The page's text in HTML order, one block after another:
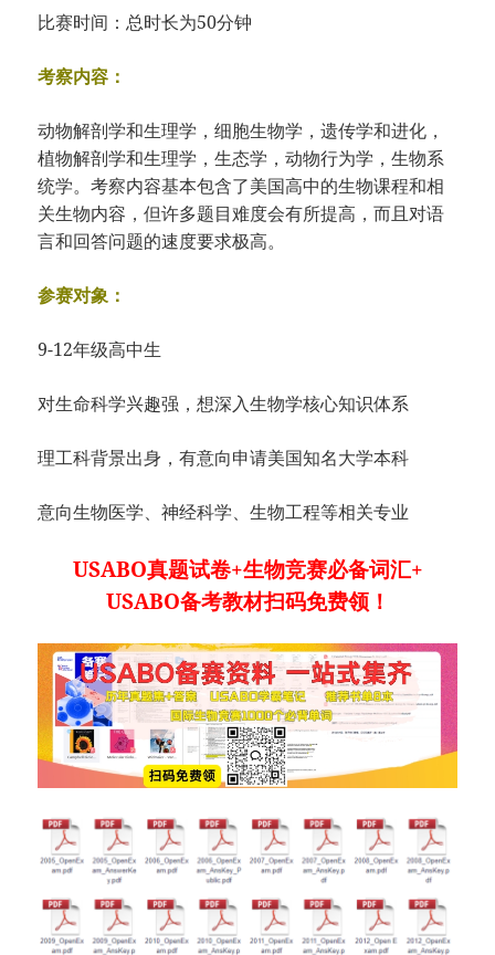
比赛时间：总时长为50分钟
考察内容：
动物解剖学和生理学，细胞生物学，遗传学和进化，
植物解剖学和生理学，生态学，动物行为学，生物系
统学。考察内容基本包含了美国高中的生物课程和相
关生物内容，但许多题目难度会有所提高，而且对语
言和回答问题的速度要求极高。
参赛对象：
9-12年级高中生
对生命科学兴趣强，想深入生物学核心知识体系
理工科背景出身，有意向申请美国知名大学本科
意向生物医学、神经科学、生物工程等相关专业
USABO真题试卷+生物竞赛必备词汇+
USABO备考教材扫码免费领！